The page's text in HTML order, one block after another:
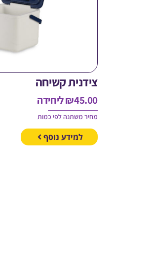
צידנית קשיחה
₪45.00 ליחידה
מחיר משתנה לפי כמות
למידע נוסף